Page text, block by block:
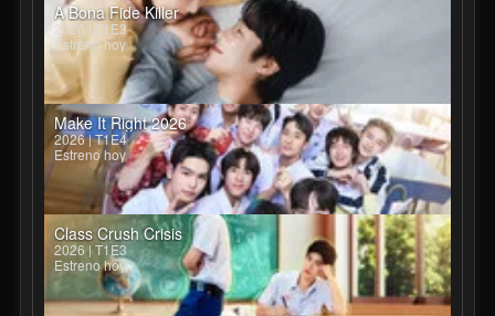
A Bona Fide Killer
2026 | T1E3
Estreno hoy
Make It Right 2026
2026 | T1E4
Estreno hoy
Class Crush Crisis
2026 | T1E3
Estreno hoy